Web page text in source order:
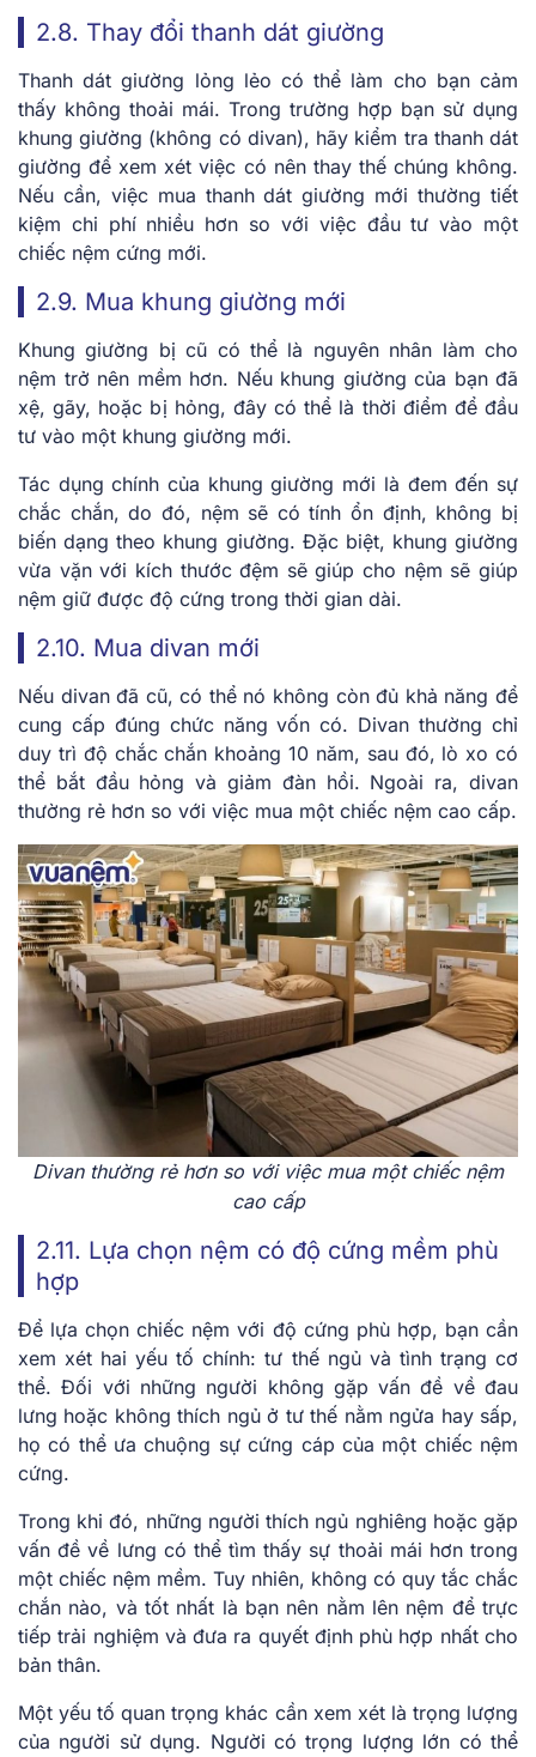
2.8. Thay đổi thanh dát giường
Thanh dát giường lỏng lẻo có thể làm cho bạn cảm
thấy không thoải mái. Trong trường hợp bạn sử dụng
khung giường (không có divan), hãy kiểm tra thanh dát
giường để xem xét việc có nên thay thế chúng không.
Nếu cần, việc mua thanh dát giường mới thường tiết
kiệm chi phí nhiều hơn so với việc đầu tư vào một
chiếc nệm cứng mới.
2.9. Mua khung giường mới
Khung giường bị cũ có thể là nguyên nhân làm cho
nệm trở nên mềm hơn. Nếu khung giường của bạn đã
xệ, gãy, hoặc bị hỏng, đây có thể là thời điểm để đầu
tư vào một khung giường mới.
Tác dụng chính của khung giường mới là đem đến sự
chắc chắn, do đó, nệm sẽ có tính ổn định, không bị
biến dạng theo khung giường. Đặc biệt, khung giường
vừa vặn với kích thước đệm sẽ giúp cho nệm sẽ giúp
nệm giữ được độ cứng trong thời gian dài.
2.10. Mua divan mới
Nếu divan đã cũ, có thể nó không còn đủ khả năng để
cung cấp đúng chức năng vốn có. Divan thường chỉ
duy trì độ chắc chắn khoảng 10 năm, sau đó, lò xo có
thể bắt đầu hỏng và giảm đàn hồi. Ngoài ra, divan
thường rẻ hơn so với việc mua một chiếc nệm cao cấp.
Divan thường rẻ hơn so với việc mua một chiếc nệm
cao cấp
2.11. Lựa chọn nệm có độ cứng mềm phù
hợp
Để lựa chọn chiếc nệm với độ cứng phù hợp, bạn cần
xem xét hai yếu tố chính: tư thế ngủ và tình trạng cơ
thể. Đối với những người không gặp vấn đề về đau
lưng hoặc không thích ngủ ở tư thế nằm ngửa hay sấp,
họ có thể ưa chuộng sự cứng cáp của một chiếc nệm
cứng.
Trong khi đó, những người thích ngủ nghiêng hoặc gặp
vấn đề về lưng có thể tìm thấy sự thoải mái hơn trong
một chiếc nệm mềm. Tuy nhiên, không có quy tắc chắc
chắn nào, và tốt nhất là bạn nên nằm lên nệm để trực
tiếp trải nghiệm và đưa ra quyết định phù hợp nhất cho
bản thân.
Một yếu tố quan trọng khác cần xem xét là trọng lượng
của người sử dụng. Người có trọng lượng lớn có thể